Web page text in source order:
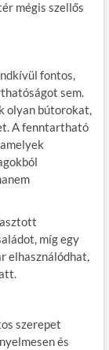
mégis szellős
fontos,
sem.
olyan bútorokat,
A fenntartható
míg egy
elhasználódhat,
szerepet
és